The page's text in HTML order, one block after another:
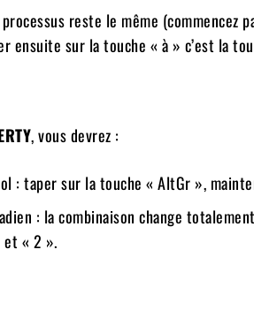
reste le même (commencez
ensuite sur la touche « à » c’est la
, vous devrez :
: taper sur la touche « AltGr »,
: la combinaison change
et « 2 ».